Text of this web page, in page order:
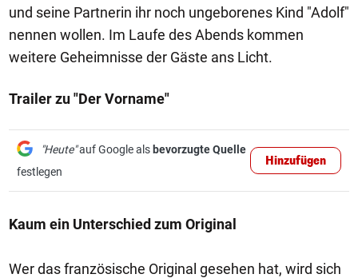
und seine Partnerin ihr noch ungeborenes Kind "Adolf"
nennen wollen. Im Laufe des Abends kommen
weitere Geheimnisse der Gäste ans Licht.
Trailer zu "Der Vorname"
"Heute"auf Google als bevorzugte Quelle
festlegen
Hinzufügen
Kaum ein Unterschied zum Original
Wer das französische Original gesehen hat, wird sich